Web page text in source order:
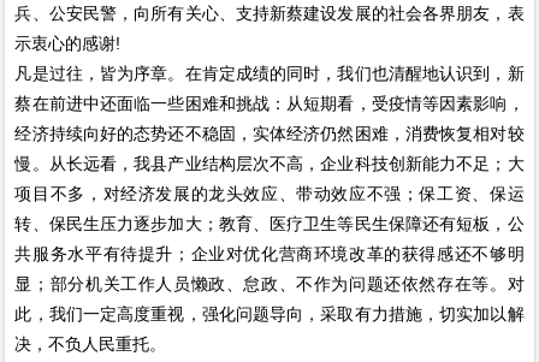
兵、公安民警，向所有关心、支持新蔡建设发展的社会各界朋友，表
示衷心的感谢!
凡是过往，皆为序章。在肯定成绩的同时，我们也清醒地认识到，新
蔡在前进中还面临一些困难和挑战：从短期看，受疫情等因素影响，
经济持续向好的态势还不稳固，实体经济仍然困难，消费恢复相对较
慢。从长远看，我县产业结构层次不高，企业科技创新能力不足；大
项目不多，对经济发展的龙头效应、带动效应不强；保工资、保运
转、保民生压力逐步加大；教育、医疗卫生等民生保障还有短板，公
共服务水平有待提升；企业对优化营商环境改革的获得感还不够明
显；部分机关工作人员懒政、怠政、不作为问题还依然存在等。对
此，我们一定高度重视，强化问题导向，采取有力措施，切实加以解
决，不负人民重托。